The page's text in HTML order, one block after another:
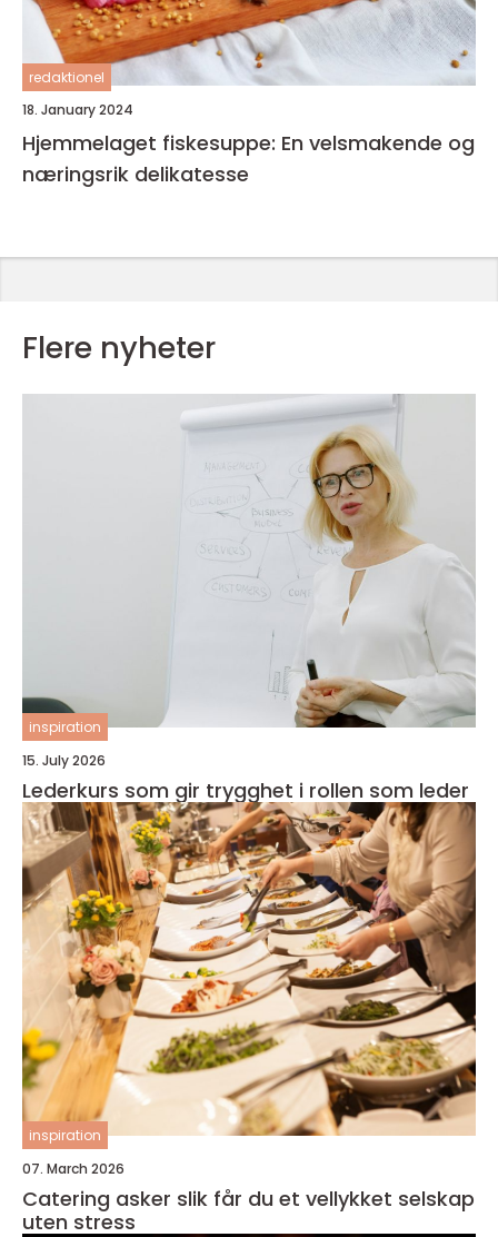
redaktionel
18. January 2024
Hjemmelaget fiskesuppe: En velsmakende og
næringsrik delikatesse
Flere nyheter
inspiration
15. July 2026
Lederkurs som gir trygghet i rollen som leder
inspiration
07. March 2026
Catering asker slik får du et vellykket selskap
uten stress